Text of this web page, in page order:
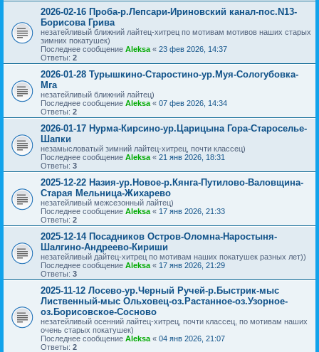
2026-02-16 Проба-р.Лепсари-Ириновский канал-пос.N13-
Борисова Грива
незатейливый ближний лайтец-хитрец по мотивам мотивов наших старых
зимних покатушек)
Последнее сообщение Aleksa « 23 фев 2026, 14:37
Ответы: 2
2026-01-28 Турышкино-Старостино-ур.Муя-Сологубовка-
Мга
незатейливый ближний лайтец)
Последнее сообщение Aleksa « 07 фев 2026, 14:34
Ответы: 2
2026-01-17 Нурма-Кирсино-ур.Царицына Гора-Староселье-
Шапки
незамысловатый зимний лайтец-хитрец, почти классец)
Последнее сообщение Aleksa « 21 янв 2026, 18:31
Ответы: 3
2025-12-22 Назия-ур.Новое-р.Кянга-Путилово-Валовщина-
Старая Мельница-Жихарево
незатейливый межсезонный лайтец)
Последнее сообщение Aleksa « 17 янв 2026, 21:33
Ответы: 2
2025-12-14 Посадников Остров-Оломна-Наростыня-
Шалгино-Андреево-Кириши
незатейливый дайтец-хитрец по мотивам наших покатушек разных лет))
Последнее сообщение Aleksa « 17 янв 2026, 21:29
Ответы: 3
2025-11-12 Лосево-ур.Черный Ручей-р.Быстрик-мыс
Лиственный-мыс Ольховец-оз.Растанное-оз.Узорное-
оз.Борисовское-Сосново
незатейливый осенний лайтец-хитрец, почти классец, по мотивам наших
очень старых покатушек)
Последнее сообщение Aleksa « 04 янв 2026, 21:07
Ответы: 2